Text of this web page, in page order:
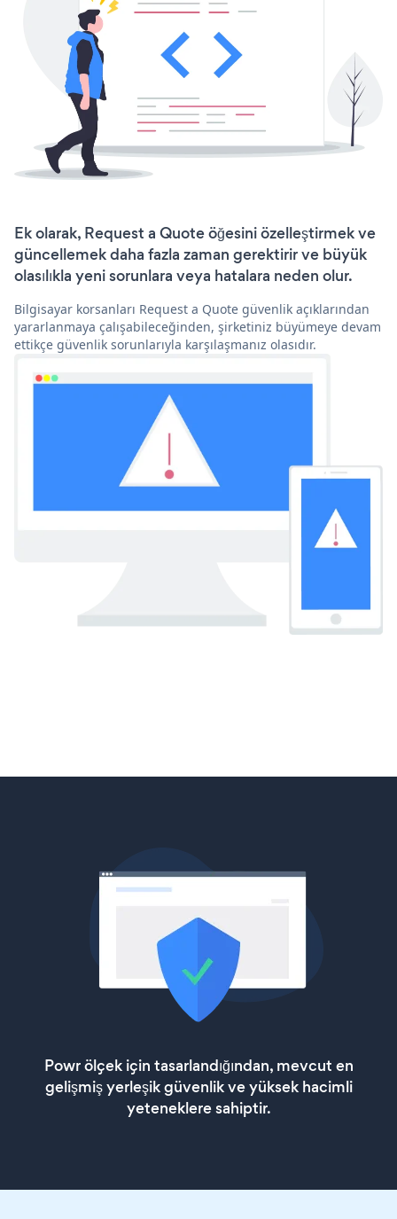
Ek olarak, Request a Quote öğesini özelleştirmek ve
güncellemek daha fazla zaman gerektirir ve büyük
olasılıkla yeni sorunlara veya hatalara neden olur.
Bilgisayar korsanları Request a Quote güvenlik açıklarından
yararlanmaya çalışabileceğinden, şirketiniz büyümeye devam
ettikçe güvenlik sorunlarıyla karşılaşmanız olasıdır.
Powr ölçek için tasarlandığından, mevcut en
gelişmiş yerleşik güvenlik ve yüksek hacimli
yeteneklere sahiptir.